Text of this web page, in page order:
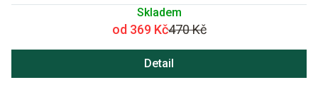
Skladem
od 369 Kč470 Kč
Detail